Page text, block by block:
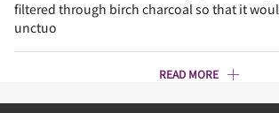
filtered through birch charcoal so that it
unctuo
READ MORE